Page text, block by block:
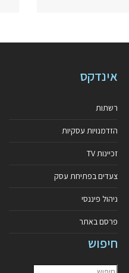
אינדקס
רשתות
הזדמנויות עסקיות
זכיינות TV
צעדים בפתיחת עסק
ניהול פיננסי
פרסם באתר
חיפוש